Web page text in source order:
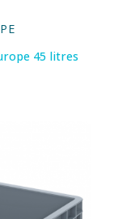
45 litres